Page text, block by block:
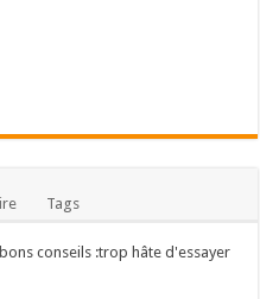
Tags
conseils :trop hâte d'essayer